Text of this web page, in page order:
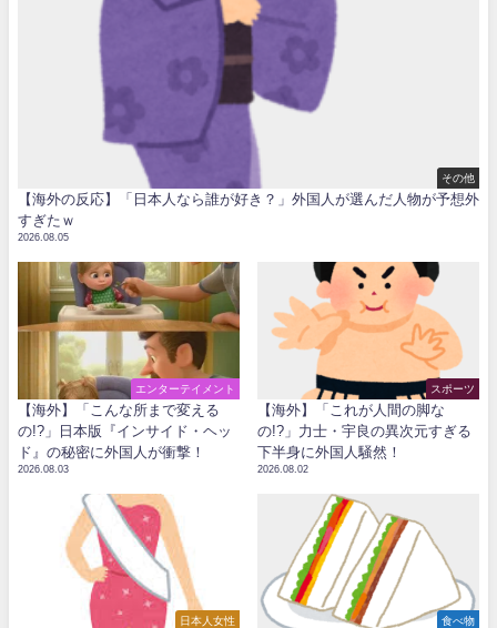
その他
【海外の反応】「日本人なら誰が好き？」外国人が選んだ人物が予想外
すぎたｗ
2026.08.05
エンターテイメント
【海外】「こんな所まで変える
の!?」日本版『インサイド・ヘッ
ド』の秘密に外国人が衝撃！
2026.08.03
スポーツ
【海外】「これが人間の脚な
の!?」力士・宇良の異次元すぎる
下半身に外国人騒然！
2026.08.02
日本人女性 食べ物